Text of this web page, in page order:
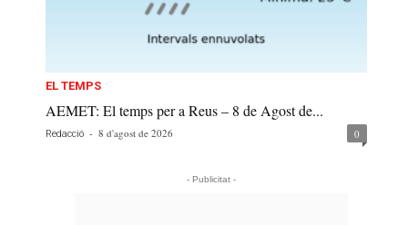
EL TEMPS
AEMET: El temps per a Reus – 8 de Agost de...
Redacció - 8 d'agost de 2026 0
- Publicitat -